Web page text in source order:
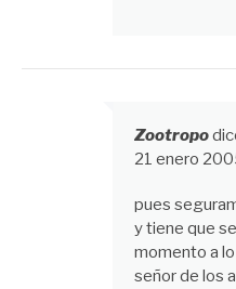
Zootropo
21 enero
pues
y tiene que
momento a
señor de los